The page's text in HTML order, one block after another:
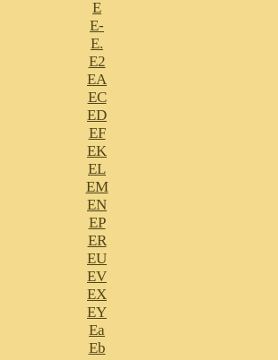
E
E-
E.
E2
EA
EC
ED
EF
EK
EL
EM
EN
EP
ER
EU
EV
EX
EY
Ea
Eb